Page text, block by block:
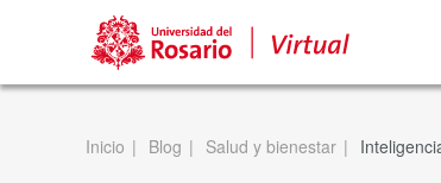
Inicio Blog Salud y bienestar